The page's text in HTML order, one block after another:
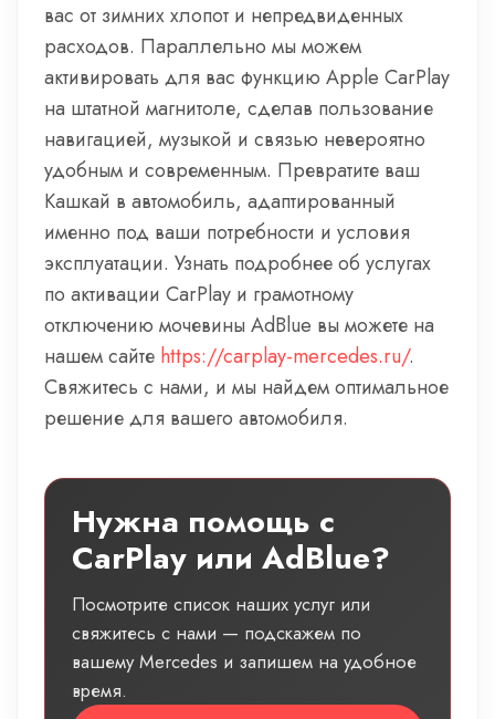
вас от зимних хлопот и непредвиденных
расходов. Параллельно мы можем
активировать для вас функцию Apple CarPlay
на штатной магнитоле, сделав пользование
навигацией, музыкой и связью невероятно
удобным и современным. Превратите ваш
Кашкай в автомобиль, адаптированный
именно под ваши потребности и условия
эксплуатации. Узнать подробнее об услугах
по активации CarPlay и грамотному
отключению мочевины AdBlue вы можете на
нашем сайте https://carplay-mercedes.ru/.
Свяжитесь с нами, и мы найдем оптимальное
решение для вашего автомобиля.
Нужна помощь с
CarPlay или AdBlue?
Посмотрите список наших услуг или
свяжитесь с нами — подскажем по
вашему Mercedes и запишем на удобное
время.